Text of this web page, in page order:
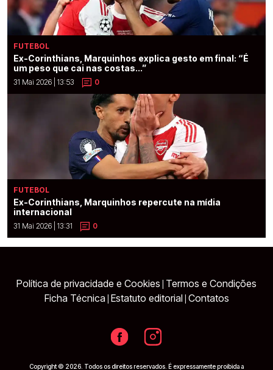
FUTEBOL
Ex-Corinthians, Marquinhos explica gesto em final: “É
um peso que cai nas costas...”
31 Mai 2026 | 13:53 0
FUTEBOL
Ex-Corinthians, Marquinhos repercute na mídia
internacional
31 Mai 2026 | 13:31 0
Política de privacidade e Cookies Termos e Condições
Ficha Técnica Estatuto editorial Contatos
Copyright © 2026. Todos os direitos reservados. É expressamente proibida a